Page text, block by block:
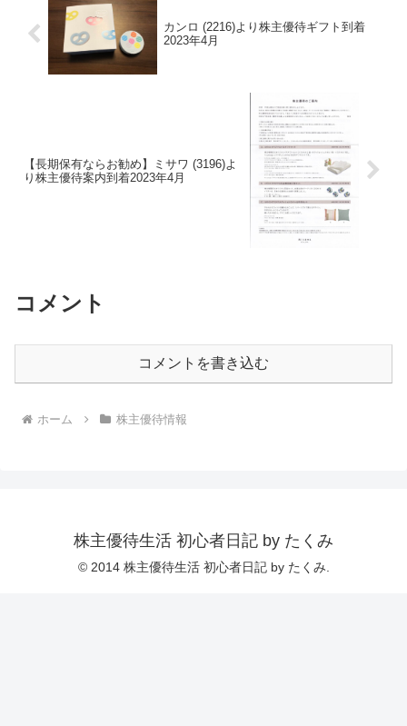
カンロ (2216)より株主優待ギフト到着
2023年4月
【長期保有ならお勧め】ミサワ (3196)よ
り株主優待案内到着2023年4月
コメント
コメントを書き込む
ホーム 株主優待情報
株主優待生活 初心者日記 by たくみ
© 2014 株主優待生活 初心者日記 by たくみ.